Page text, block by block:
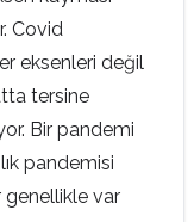
Covid
eksenleri değil
tersine
Bir pandemi
pandemisi
genellikle var